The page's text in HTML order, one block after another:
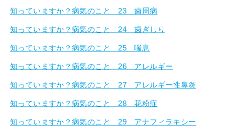
知っていますか？病気のこと 23 歯周病
知っていますか？病気のこと 24 歯ぎしり
知っていますか？病気のこと 25 喘息
知っていますか？病気のこと 26 アレルギー
知っていますか？病気のこと 27 アレルギー性鼻炎
知っていますか？病気のこと 28 花粉症
知っていますか？病気のこと 29 アナフィラキシー